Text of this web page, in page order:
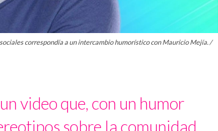
correspondía a un intercambio humorístico con Mauricio Mejía. /
video que, con un humor
sobre la comunidad